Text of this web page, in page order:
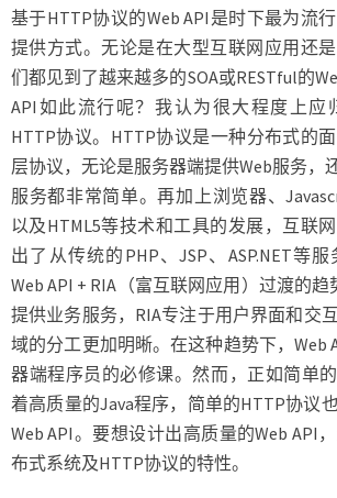
基于HTTP协议的Web API是时下最为流
提供方式。无论是在大型互联网应用还
们都见到了越来越多的SOA或RESTful的
API如此流行呢？我认为很大程度上应
HTTP协议。HTTP协议是一种分布式的
层协议，无论是服务器端提供Web服务，
服务都非常简单。再加上浏览器、
以及HTML5等技术和工具的发展，互联
出了从传统的PHP、JSP、ASP.NET等
Web API + RIA（富互联网应用）过渡的趋
提供业务服务，RIA专注于用户界面和交
域的分工更加明晰。在这种趋势下，Web
器端程序员的必修课。然而，正如简单
着高质量的Java程序，简单的HTTP协议
Web API。要想设计出高质量的Web API
布式系统及HTTP协议的特性。